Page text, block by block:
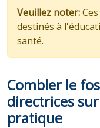
Veuillez noter:
destinés à
santé.
Combler le
directrices
pratique